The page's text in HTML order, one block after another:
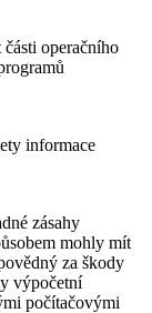
operačního
informace
zásahy
mohly mít
za škody
výpočetní
počítačovými